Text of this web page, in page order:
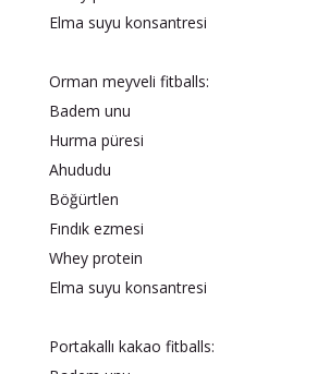
Elma suyu konsantresi
Orman meyveli fitballs:
Badem unu
Hurma püresi
Ahududu
Böğürtlen
Fındık ezmesi
Whey protein
Elma suyu konsantresi
Portakallı kakao fitballs: